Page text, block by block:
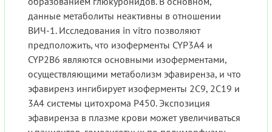
данные метаболиты неактивны в отношении
ВИЧ-1. Исследования in vitro позволяют
предположить, что изоферменты CYP3A4 и
CYP2B6 являются основными изоферментами,
осуществляющими метаболизм эфавиренза, и что
эфавиренз ингибирует изоферменты 2С9, 2С19 и
3А4 системы цитохрома Р450. Экспозиция
эфавиренза в плазме крови может увеличиваться